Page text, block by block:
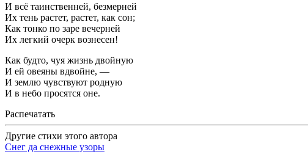
И всё таинственней, безмерней
Их тень растет, растет, как сон;
Как тонко по заре вечерней
Их легкий очерк вознесен!
Как будто, чуя жизнь двойную
И ей овеяны вдвойне, —
И землю чувствуют родную
И в небо просятся оне.
Распечатать
Другие стихи этого автора
Снег да снежные узоры